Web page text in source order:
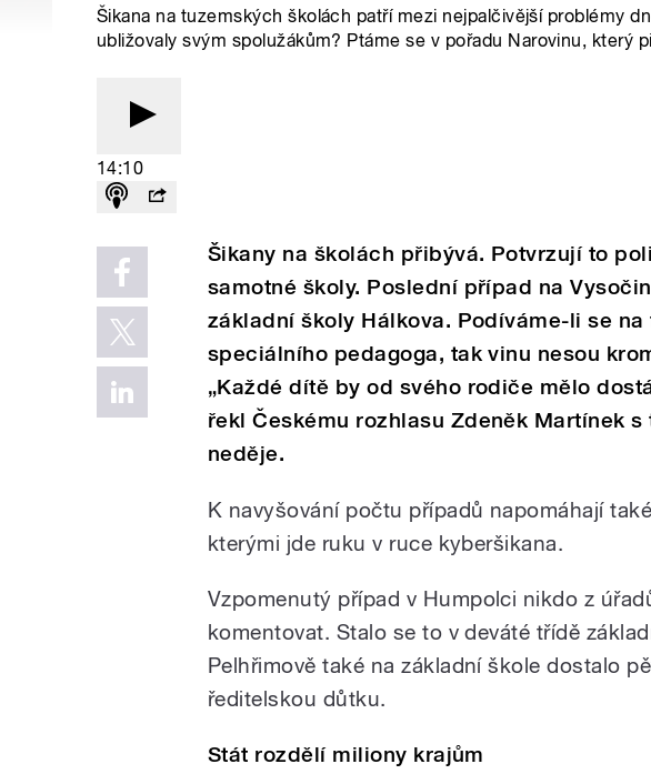
Šikana na tuzemských školách patří mezi nejpalčivější problémy
ubližovaly svým spolužákům? Ptáme se v pořadu Narovinu, který
14:10
Šikany na školách přibývá. Potvrzují to
samotné školy. Poslední případ na
základní školy Hálkova. Podíváme-li se
speciálního pedagoga, tak vinu nesou
„Každé dítě by od svého rodiče mělo
řekl Českému rozhlasu Zdeněk Martínek
neděje.
K navyšování počtu případů napomáhají
kterými jde ruku v ruce kyberšikana.
Vzpomenutý případ v Humpolci nikdo z
komentovat. Stalo se to v deváté třídě
Pelhřimově také na základní škole dostalo
ředitelskou důtku.
Stát rozdělí miliony krajům